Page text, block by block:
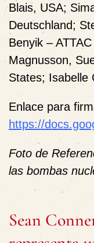
Blais, USA;
Deutschland;
Benyik –
Magnusson,
States; Isabelle
Enlace para
https://
Foto de
las bombas
Sean